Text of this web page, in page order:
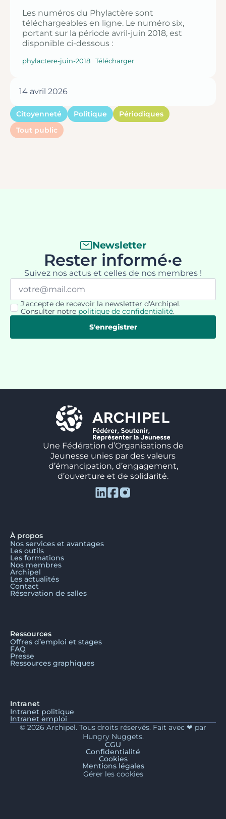
Les numéros du Phylactère sont
téléchargeables en ligne. Le numéro six,
portant sur la période avril-juin 2018, est
disponible ci-dessous :
phylactere-juin-2018 Télécharger
14 avril 2026
Citoyenneté Politique
Périodiques
Tout public
Newsletter
Rester informé·e
Suivez nos actus et celles de nos membres !
Email
RGPD
*
J'accepte de recevoir la newsletter d'Archipel.
Consulter notre politique de confidentialité.
S'enregistrer
Une Fédération d’Organisations de
Jeunesse unies par des valeurs
d’émancipation, d’engagement,
d’ouverture et de solidarité.
À propos
Nos services et avantages
Les outils
Les formations
Nos membres
Archipel
Les actualités
Contact
Réservation de salles
Ressources
Offres d’emploi et stages
FAQ
Presse
Ressources graphiques
Intranet
Intranet politique
Intranet emploi
© 2026 Archipel. Tous droits réservés. Fait avec ❤ par
Hungry Nuggets.
CGU
Confidentialité
Cookies
Mentions légales
Gérer les cookies